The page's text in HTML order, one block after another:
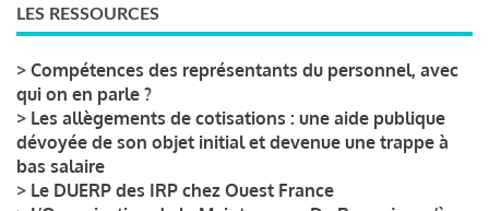
LES RESSOURCES
> Compétences des représentants du personnel, avec
qui on en parle ?
> Les allègements de cotisations : une aide publique
dévoyée de son objet initial et devenue une trappe à
bas salaire
> Le DUERP des IRP chez Ouest France